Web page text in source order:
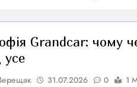
Grandcar: чому
усе
31.07.2026 0
1